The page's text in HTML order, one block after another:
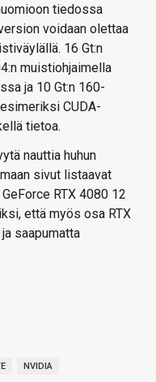
tiedossa
voidaan olettaa
16 Gt:n
muistiohjaimella
ja 10 Gt:n 160-
CUDA-
tietoa.
nauttia huhun
sivut listaavat
RTX 4080 12
että myös osa RTX
saapumatta
NVIDIA